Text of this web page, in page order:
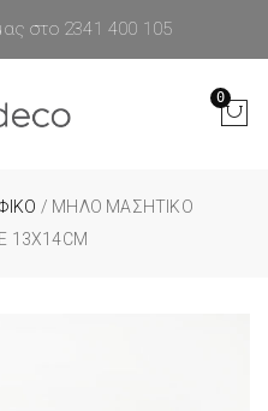
στο 2341 400 105
0
/ ΜΉΛΟ ΜΑΣΗΤΙΚΌ
13X14CM